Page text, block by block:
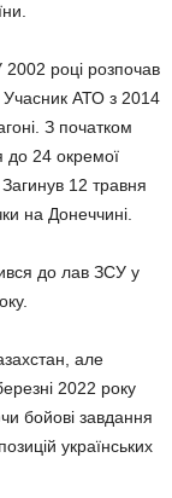
році розпочав
Учасник АТО з 2014
З початком
до 24 окремої
12 травня
на Донеччині.
до лав ЗСУ у
але
2022 року
бойові завдання
українських